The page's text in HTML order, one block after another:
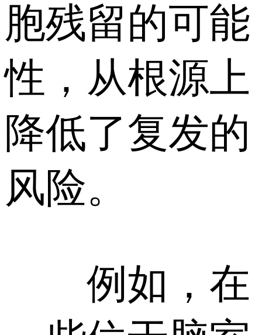
胞残留的可能
性，从根源上
降低了复发的
风险。
例如，在